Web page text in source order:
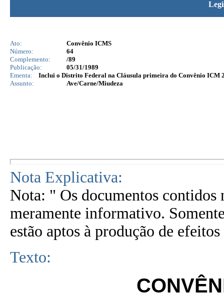
Ato:
Convênio ICMS
Número:
64
Complemento:
/89
Publicação:
05/31/1989
Ementa:
Inclui o Distrito Federal na Cláusula primeira do Convênio ICM
Assunto:
Ave/Carne/Miudeza
Nota Explicativa:
Nota: " Os documentos contidos
meramente informativo.
estão aptos à produção de
Texto: